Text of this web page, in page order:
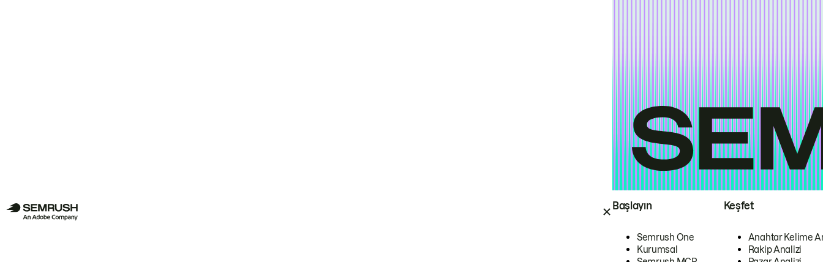
Başlayın
Semrush One
Kurumsal
Keşfet
Anahtar Kelime
Rakip Analizi